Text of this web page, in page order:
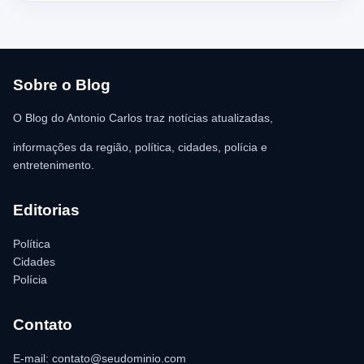
para as providências legais.
Sobre o Blog
O Blog do Antonio Carlos traz notícias atualizadas,
informações da região, política, cidades, polícia e
entretenimento.
Editorias
Política
Cidades
Polícia
Contato
E-mail: contato@seudominio.com